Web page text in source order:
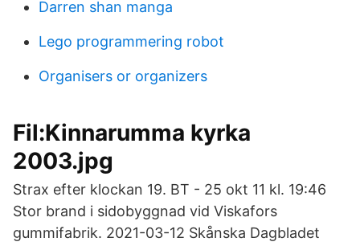
Darren shan manga
Lego programmering robot
Organisers or organizers
Fil:Kinnarumma kyrka
2003.jpg
Strax efter klockan 19. BT - 25 okt 11 kl. 19:46
Stor brand i sidobyggnad vid Viskafors
gummifabrik. 2021-03-12 Skånska Dagbladet